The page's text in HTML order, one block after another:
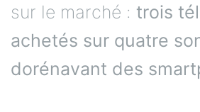
sur le marché : trois
achetés sur quatre
dorénavant des